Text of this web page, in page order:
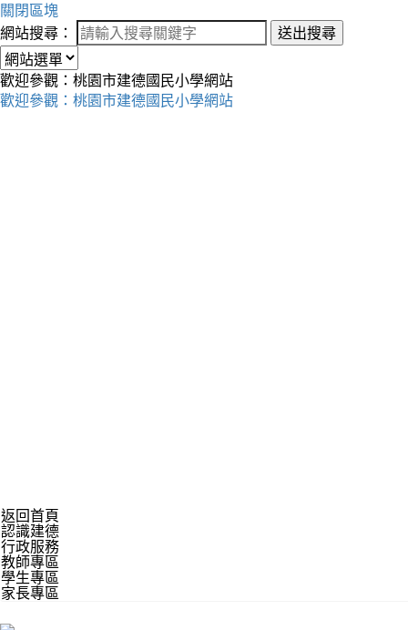
關閉區塊
網站搜尋：
送出搜尋
歡迎參觀：桃園市建德國民小學網站
歡迎參觀：桃園市建德國民小學網站
返回首頁
認識建德
行政服務
教師專區
學生專區
家長專區